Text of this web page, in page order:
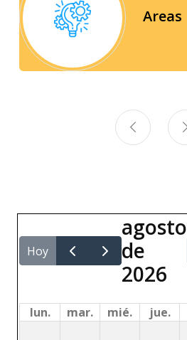
Areas
Hoy
agosto
de
2026
lun. mar. mié. jue.